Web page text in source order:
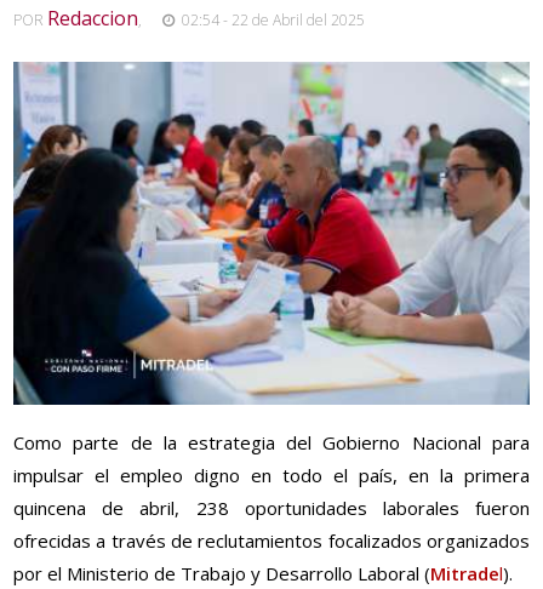
POR Redaccion, 02:54 - 22 de Abril del 2025
Como parte de la estrategia del Gobierno Nacional para
impulsar el empleo digno en todo el país, en la primera
quincena de abril, 238 oportunidades laborales fueron
ofrecidas a través de reclutamientos focalizados organizados
por el Ministerio de Trabajo y Desarrollo Laboral (Mitradel).